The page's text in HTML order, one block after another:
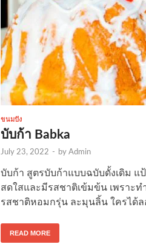
ขนมปัง
บับก้า Babka
July 23, 2022 - by Admin
บับก้า สูตรบับก้าแบบฉบับดั้งเดิม แ
สดใสและมีรสชาติเข้มข้น เพราะท
รสชาติหอมกรุ่น ละมุนลิ้น ใครได้ล
READ MORE